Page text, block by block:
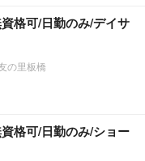
格可/日勤のみ/デイサ
の里板橋
格可/日勤のみ/ショー